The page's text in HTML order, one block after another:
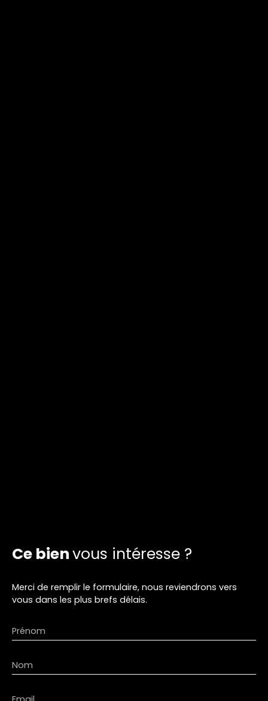
Ce bienvous intéresse ?
Merci de remplir le formulaire, nous reviendrons vers
vous dans les plus brefs délais.
Prénom
Nom